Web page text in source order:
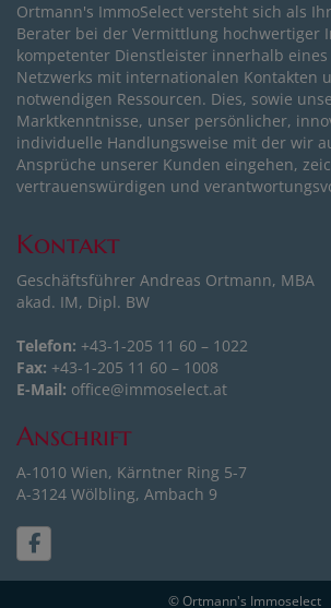
Ortmann's ImmoSelect versteht sich als
Berater bei der Vermittlung hochwertiger
kompetenter Dienstleister innerhalb
Netzwerks mit internationalen Kontakten
notwendigen Ressourcen. Dies, sowie
Marktkenntnisse, unser persönlicher,
individuelle Handlungsweise mit der wir
Ansprüche unserer Kunden eingehen,
vertrauenswürdigen und
Kontakt
Geschäftsführer Andreas Ortmann, MBA
akad. IM, Dipl. BW
Telefon: +43-1-205 11 60 – 1022
Fax: +43-1-205 11 60 – 1008
E-Mail: office@immoselect.at
Anschrift
A-1010 Wien, Kärntner Ring 5-7
A-3124 Wölbling, Ambach 9
© Ortmann's Immoselect